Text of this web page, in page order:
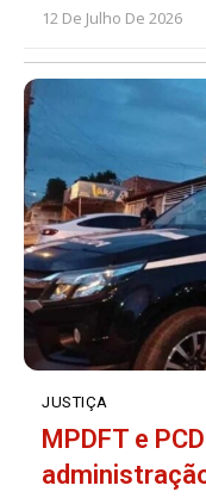
12 De Julho De 2026
JUSTIÇA
MPDFT e